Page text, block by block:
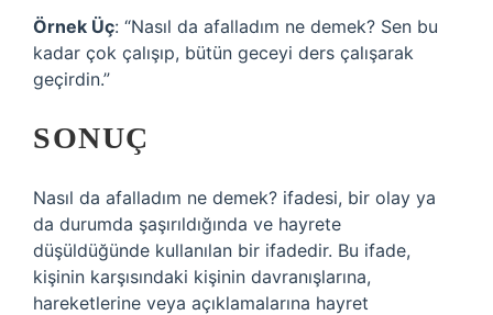
Örnek Üç: “Nasıl da afalladım ne demek? Sen bu
kadar çok çalışıp, bütün geceyi ders çalışarak
geçirdin.”
SONUÇ
Nasıl da afalladım ne demek? ifadesi, bir olay ya
da durumda şaşırıldığında ve hayrete
düşüldüğünde kullanılan bir ifadedir. Bu ifade,
kişinin karşısındaki kişinin davranışlarına,
hareketlerine veya açıklamalarına hayret